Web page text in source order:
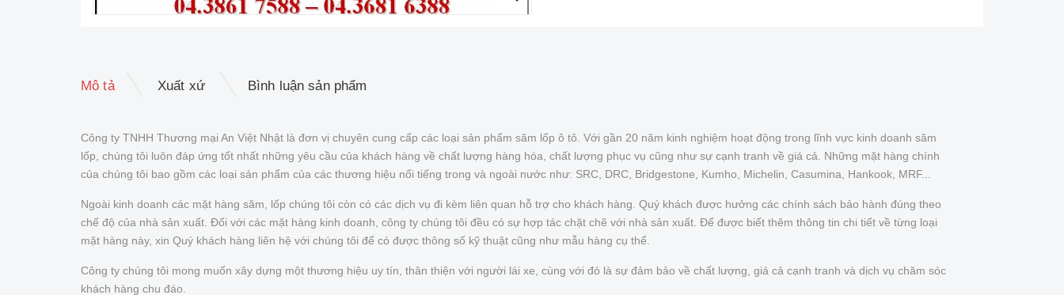
Mô tả Xuất xứ Bình luận sản phẩm
Công ty TNHH Thương mại An Việt Nhật là đơn vị chuyên cung cấp các loại sản phẩm săm lốp ô tô. Với gần 20 năm kinh nghiệm hoạt động trong lĩnh vực kinh doanh săm
lốp, chúng tôi luôn đáp ứng tốt nhất những yêu cầu của khách hàng về chất lượng hàng hóa, chất lượng phục vụ cũng như sự cạnh tranh về giá cả. Những mặt hàng chính
của chúng tôi bao gồm các loại sản phẩm của các thương hiệu nổi tiếng trong và ngoài nước như: SRC, DRC, Bridgestone, Kumho, Michelin, Casumina, Hankook, MRF...
Ngoài kinh doanh các mặt hàng săm, lốp chúng tôi còn có các dịch vụ đi kèm liên quan hỗ trợ cho khách hàng. Quý khách được hưởng các chính sách bảo hành đúng theo
chế độ của nhà sản xuất. Đối với các mặt hàng kinh doanh, công ty chúng tôi đều có sự hợp tác chặt chẽ với nhà sản xuất. Để được biết thêm thông tin chi tiết về từng loại
mặt hàng này, xin Quý khách hàng liên hệ với chúng tôi để có được thông số kỹ thuật cũng như mẫu hàng cụ thể.
Công ty chúng tôi mong muốn xây dựng một thương hiệu uy tín, thân thiện với người lái xe, cùng với đó là sự đảm bảo về chất lượng, giá cả cạnh tranh và dịch vụ chăm sóc
khách hàng chu đáo.